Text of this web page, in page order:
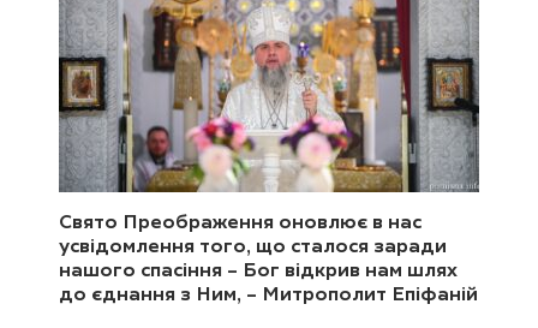
Свято Преображення оновлює в нас
усвідомлення того, що сталося заради
нашого спасіння – Бог відкрив нам шлях
до єднання з Ним, – Митрополит Епіфаній